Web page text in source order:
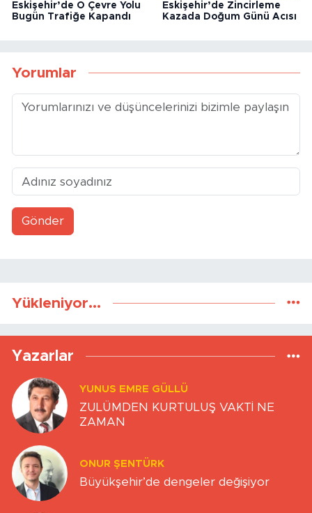
Eskişehir’de O Çevre Yolu
Bugün Trafiğe Kapandı
Eskişehir’de Zincirleme
Kazada Doğum Günü Acısı
Yorumlar
Gönder
Yükleniyor...
Yazarlar
YUNUS EMRE GÜLLÜ
ZULÜMDEN KURTULUŞ VAKTİ NE
ZAMAN
ONUR ŞENTÜRK
Büyükşehir’de dengeler değişiyor